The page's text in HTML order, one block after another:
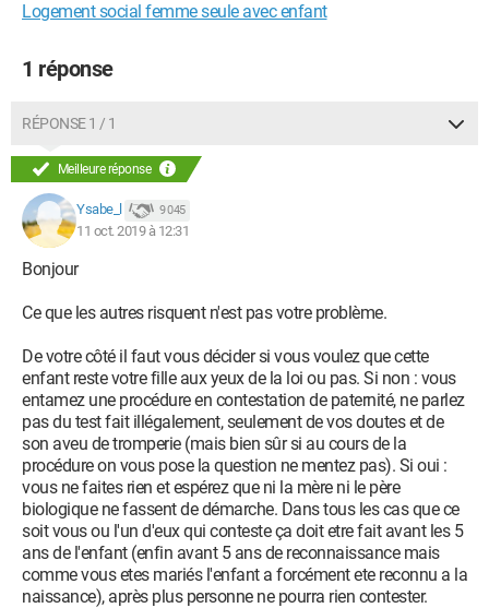
Logement social femme seule avec enfant
1 réponse
RÉPONSE 1 / 1
Meilleure réponse
Ysabe_l 9 045
11 oct. 2019 à 12:31
Bonjour
Ce que les autres risquent n'est pas votre problème.
De votre côté il faut vous décider si vous voulez que cette
enfant reste votre fille aux yeux de la loi ou pas. Si non : vous
entamez une procédure en contestation de paternité, ne parlez
pas du test fait illégalement, seulement de vos doutes et de
son aveu de tromperie (mais bien sûr si au cours de la
procédure on vous pose la question ne mentez pas). Si oui :
vous ne faites rien et espérez que ni la mère ni le père
biologique ne fassent de démarche. Dans tous les cas que ce
soit vous ou l'un d'eux qui conteste ça doit etre fait avant les 5
ans de l'enfant (enfin avant 5 ans de reconnaissance mais
comme vous etes mariés l'enfant a forcément ete reconnu a la
naissance), après plus personne ne pourra rien contester.